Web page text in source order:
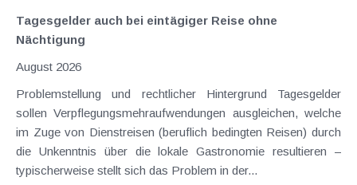
Tagesgelder auch bei eintägiger Reise ohne
Nächtigung
August 2026
Problemstellung und rechtlicher Hintergrund Tagesgelder
sollen Verpflegungsmehraufwendungen ausgleichen, welche
im Zuge von Dienstreisen (beruflich bedingten Reisen) durch
die Unkenntnis über die lokale Gastronomie resultieren –
typischerweise stellt sich das Problem in der...